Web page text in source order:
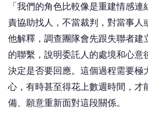
「我們的角色比較像是重建情感連
責協助找人，不當裁判，對當事人
他解釋，調查團隊會先跟失聯者建
的聯繫，說明委託人的處境和心意
決定是否要回應。這個過程需要極
心，有時甚至得花上數週時間，才
備、願意重新面對這段關係。